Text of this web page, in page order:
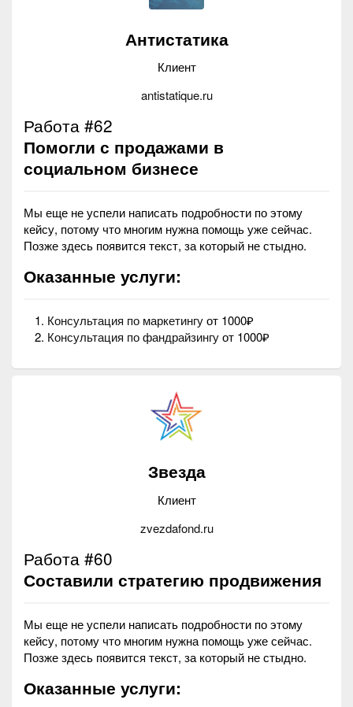
Антистатика
Клиент
antistatique.ru
Работа #62
Помогли с продажами в
социальном бизнесе
Мы еще не успели написать подробности по этому
кейсу, потому что многим нужна помощь уже сейчас.
Позже здесь появится текст, за который не стыдно.
Оказанные услуги:
Консультация по маркетингуот 1000₽
Консультация по фандрайзингуот 1000₽
Звезда
Клиент
zvezdafond.ru
Работа #60
Составили стратегию продвижения
Мы еще не успели написать подробности по этому
кейсу, потому что многим нужна помощь уже сейчас.
Позже здесь появится текст, за который не стыдно.
Оказанные услуги: